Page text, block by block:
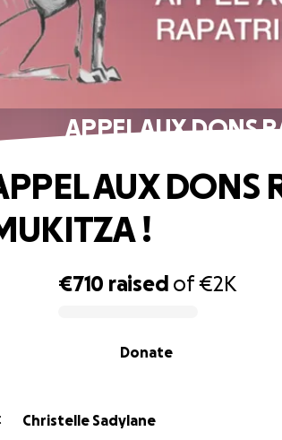
APPEL AUX DONS
€710 raised of€2K
Donate
AUX DONS
!
Christelle Sadylane